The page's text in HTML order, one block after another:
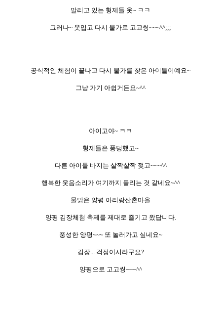
말리고 있는 형제들 옷~ ㅋㅋ
그러나~ 옷입고 다시 물가로 고고씽~~~^^;;;​
공식적인 체험이 끝나고 다시 물가를 찾은 아이들이예요~
그냥 가기 아쉽거든요~^^
아이고야~ ㅋㅋ
형제들은 풍덩했고~
다른 아이들 바지는 살짝살짝 젖고~~~^^
행복한 웃음소리가 여기까지 들리는 것 같네요~^^
물맑은 양평 아리랑산촌마을
양평 김장체험 축제를 제대로 즐기고 왔답니다.
풍성한 양평~~~ 또 놀러가고 싶네요~
김장... 걱정이시라구요?
양평으로 고고씽~~~^^